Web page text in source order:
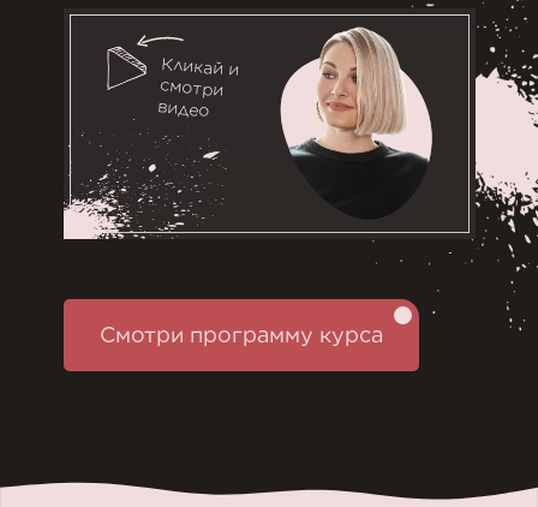
Кликай и
смотри
видео
Смотри программу курса